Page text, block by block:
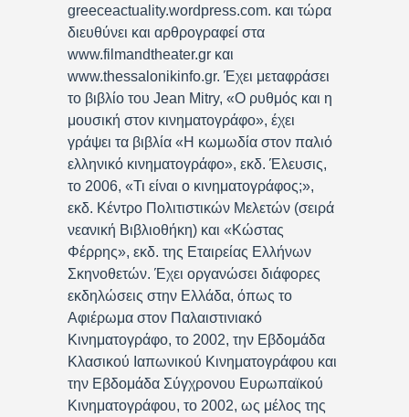
greeceactuality.wordpress.com. και τώρα
διευθύνει και αρθρογραφεί στα
www.filmandtheater.gr και
www.thessalonikinfo.gr. Έχει μεταφράσει
το βιβλίο του Jean Mitry, «Ο ρυθμός και η
μουσική στον κινηματογράφο», έχει
γράψει τα βιβλία «Η κωμωδία στον παλιό
ελληνικό κινηματογράφο», εκδ. Έλευσις,
το 2006, «Τι είναι ο κινηματογράφος;»,
εκδ. Κέντρο Πολιτιστικών Μελετών (σειρά
νεανική Βιβλιοθήκη) και «Κώστας
Φέρρης», εκδ. της Εταιρείας Ελλήνων
Σκηνοθετών. Έχει οργανώσει διάφορες
εκδηλώσεις στην Ελλάδα, όπως το
Αφιέρωμα στον Παλαιστινιακό
Κινηματογράφο, το 2002, την Εβδομάδα
Κλασικού Ιαπωνικού Κινηματογράφου και
την Εβδομάδα Σύγχρονου Ευρωπαϊκού
Κινηματογράφου, το 2002, ως μέλος της